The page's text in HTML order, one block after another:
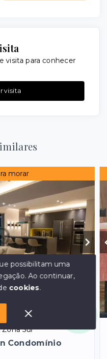
visita para conhecer
visita
morar
Sul
Condomínio
Olá! em posso ajudar?
possibilitam uma
Ao continuar,
cookies.